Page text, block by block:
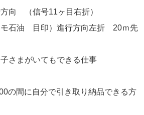
向 （信号11ヶ目右折）
モ石油 目印）進行方向左折 20ｍ先
さまがいてもできる仕事
の間に自分で引き取り納品できる方